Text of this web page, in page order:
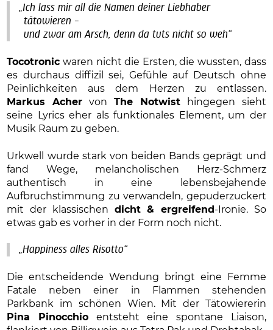
„Ich lass mir all die Namen deiner Liebhaber
tätowieren –
und zwar am Arsch, denn da tuts nicht so weh“
Tocotronic waren nicht die Ersten, die wussten, dass
es durchaus diffizil sei, Gefühle auf Deutsch ohne
Peinlichkeiten aus dem Herzen zu entlassen.
Markus Acher von The Notwisthingegen sieht
seine Lyrics eher als funktionales Element, um der
Musik Raum zu geben.
Urkwell wurde stark von beiden Bands geprägt und
fand Wege, melancholischen Herz-Schmerz
authentisch in eine lebensbejahende
Aufbruchstimmung zu verwandeln, gepuderzuckert
mit der klassischen dicht & ergreifend -Ironie. So
etwas gab es vorher in der Form noch nicht.
„Happiness alles Risotto“
Die entscheidende Wendung bringt eine Femme
Fatale neben einer in Flammen stehenden
Parkbank im schönen Wien. Mit der Tätowiererin
Pina Pinocchio entsteht eine spontane Liaison,